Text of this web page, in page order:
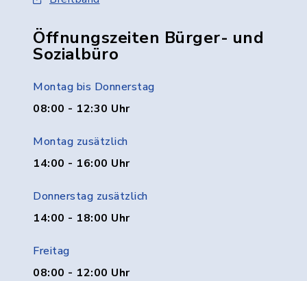
Öffnungszeiten Bürger- und
Sozialbüro
Montag bis Donnerstag
08:00 - 12:30 Uhr
Montag zusätzlich
14:00 - 16:00 Uhr
Donnerstag zusätzlich
14:00 - 18:00 Uhr
Freitag
08:00 - 12:00 Uhr